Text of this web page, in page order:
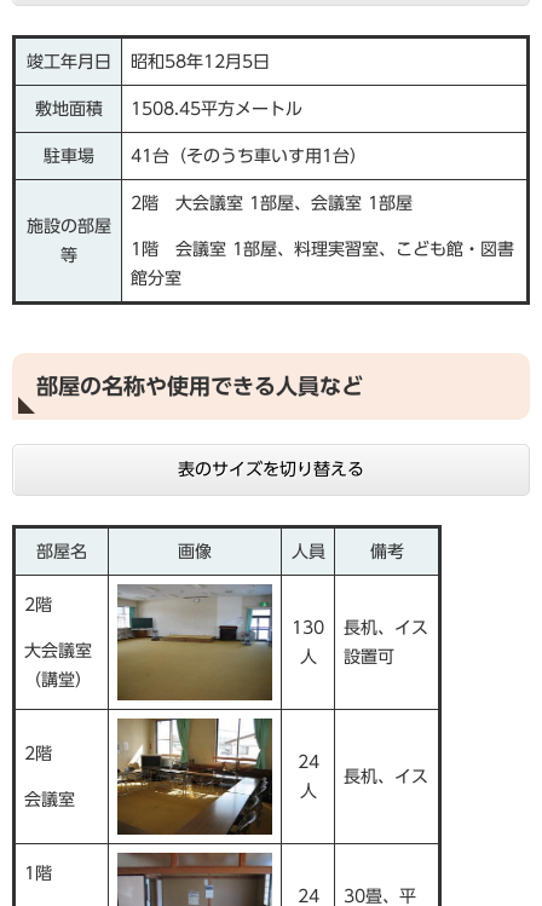
竣工年月日 昭和58年12月5日
敷地面積 1508.45平方メートル
駐車場 41台（そのうち車いす用1台）
施設の部屋
等
2階 大会議室 1部屋、会議室 1部屋
1階 会議室 1部屋、料理実習室、こども館・図書
館分室
部屋の名称や使用できる人員など
表のサイズを切り替える
部屋名 画像 人員 備考
2階
大会議室
（講堂）
130
人
長机、イス
設置可
2階
会議室
24
人
長机、イス
1階
24
30畳、平